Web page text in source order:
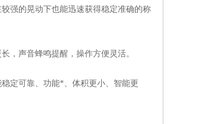
强的晃动下也能迅速获得稳定准确的称
，声音蜂鸣提醒，操作方便灵活。
定可靠、功能*、体积更小、智能更